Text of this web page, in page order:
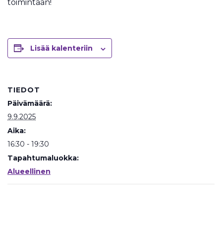
toimintaan!
Lisää kalenteriin
TIEDOT
Päivämäärä:
9.9.2025
Aika:
16:30 - 19:30
Tapahtumaluokka:
Alueellinen